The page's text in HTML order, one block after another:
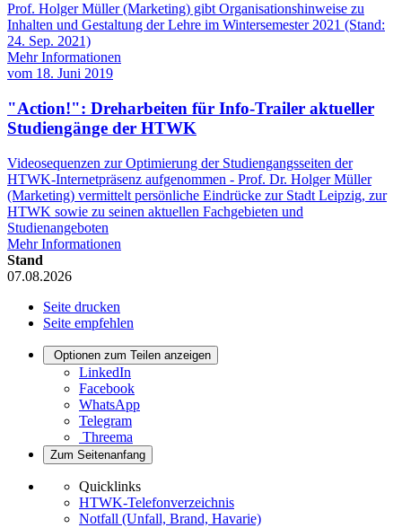
Prof. Holger Müller (Marketing) gibt Organisationshinweise zu
Inhalten und Gestaltung der Lehre im Wintersemester 2021 (Stand:
24. Sep. 2021)
Mehr Informationen
vom 18. Juni 2019
"Action!": Dreharbeiten für Info-Trailer aktueller
Studiengänge der HTWK
Videosequenzen zur Optimierung der Studiengangsseiten der
HTWK-Internetpräsenz aufgenommen - Prof. Dr. Holger Müller
(Marketing) vermittelt persönliche Eindrücke zur Stadt Leipzig, zur
HTWK sowie zu seinen aktuellen Fachgebieten und
Studienangeboten
Mehr Informationen
Stand
07.08.2026
Seite drucken
Seite empfehlen
Optionen zum Teilen anzeigen
LinkedIn
Facebook
WhatsApp
Telegram
Threema
Zum Seitenanfang
Quicklinks
HTWK-Telefonverzeichnis
Notfall (Unfall, Brand, Havarie)